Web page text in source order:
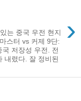
›
는 중국 우전 현지
스터 vs 커제 9단:
저장성 우전. 전
내렸다. 잘 정비된